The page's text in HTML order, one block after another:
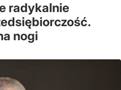
radykalnie
nogi